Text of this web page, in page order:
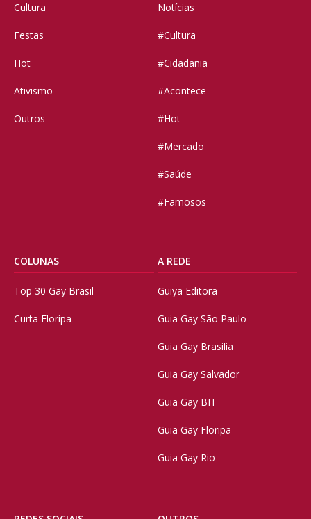
Cultura
Festas
Hot
Ativismo
Outros
Notícias
#Cultura
#Cidadania
#Acontece
#Hot
#Mercado
#Saúde
#Famosos
COLUNAS
Top 30 Gay Brasil
Curta Floripa
A REDE
Guiya Editora
Guia Gay São Paulo
Guia Gay Brasilia
Guia Gay Salvador
Guia Gay BH
Guia Gay Floripa
Guia Gay Rio